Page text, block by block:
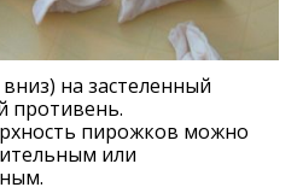
на застеленный
противень.
пирожков можно
или